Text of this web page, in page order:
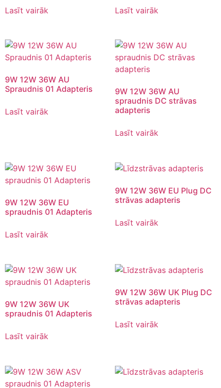
Lasīt vairāk Lasīt vairāk
9W 12W 36W AU
Spraudnis 01 Adapteris
Lasīt vairāk
9W 12W 36W AU
spraudnis DC strāvas
adapteris
Lasīt vairāk
9W 12W 36W EU
spraudnis 01 Adapteris
Lasīt vairāk
9W 12W 36W EU Plug DC
strāvas adapteris
Lasīt vairāk
9W 12W 36W UK
spraudnis 01 Adapteris
Lasīt vairāk
9W 12W 36W UK Plug DC
strāvas adapteris
Lasīt vairāk